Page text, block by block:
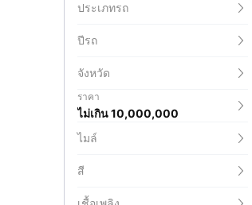
ประเภทรถ
ปีรถ
จังหวัด
ราคา
ไม่เกิน 10,000,000
ไมล์
สี